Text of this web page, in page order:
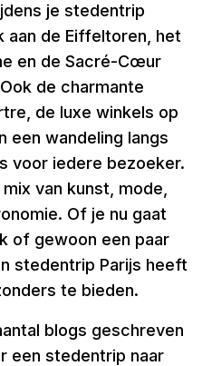
je stedentrip
aan de Eiffeltoren, het
en de Sacré-Cœur
de charmante
de luxe winkels op
een wandeling langs
voor iedere bezoeker.
van kunst, mode,
Of je nu gaat
of gewoon een paar
stedentrip Parijs heeft
te bieden.
blogs geschreven
een stedentrip naar